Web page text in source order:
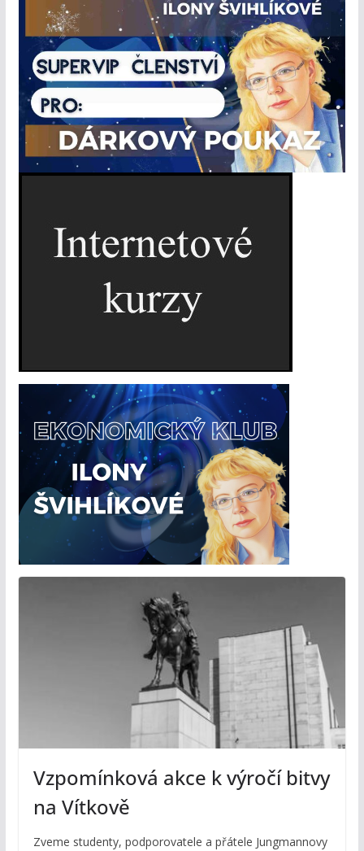
Vzpomínková akce k výročí bitvy
na Vítkově
Zveme studenty, podporovatele a přátele Jungmannovy